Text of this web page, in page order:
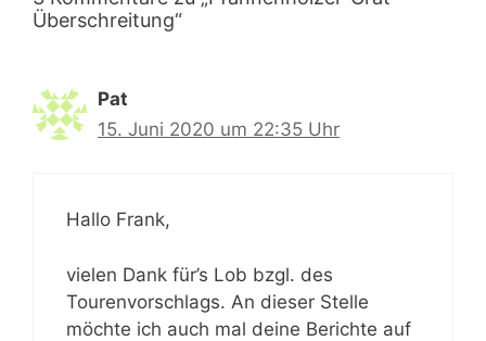
Überschreitung“
Pat
15. Juni 2020 um 22:35 Uhr
Hallo Frank,
vielen Dank für’s Lob bzgl. des
Tourenvorschlags. An dieser Stelle
möchte ich auch mal deine Berichte auf